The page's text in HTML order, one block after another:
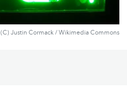
(C) Justin Cormack / Wikimedia Commons